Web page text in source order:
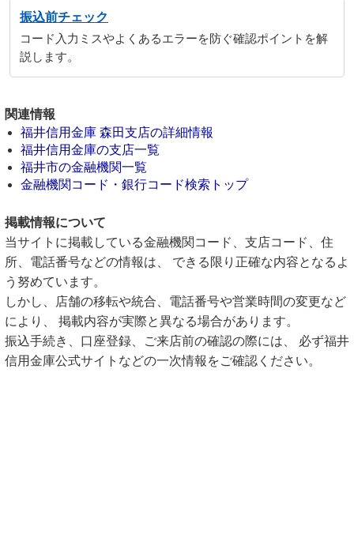
振込前チェック
コード入力ミスやよくあるエラーを防ぐ確認ポイントを解
説します。
関連情報
福井信用金庫 森田支店の詳細情報
福井信用金庫の支店一覧
福井市の金融機関一覧
金融機関コード・銀行コード検索トップ
掲載情報について
当サイトに掲載している金融機関コード、支店コード、住
所、電話番号などの情報は、 できる限り正確な内容となるよ
う努めています。
しかし、店舗の移転や統合、電話番号や営業時間の変更など
により、 掲載内容が実際と異なる場合があります。
振込手続き、口座登録、ご来店前の確認の際には、 必ず福井
信用金庫公式サイトなどの一次情報をご確認ください。